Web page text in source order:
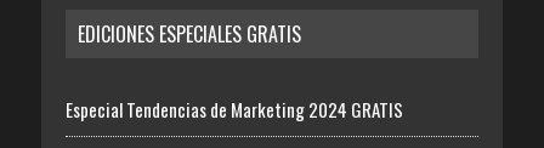
EDICIONES ESPECIALES GRATIS
Especial Tendencias de Marketing 2024 GRATIS